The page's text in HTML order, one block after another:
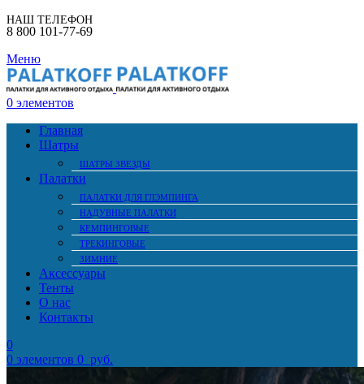
НАШ ТЕЛЕФОН
8 800 101-77-69
Меню
0 элементов
Главная
Шатры
ШАТРЫ ЗВЕЗДЫ
Палатки
ПАЛАТКИ ДЛЯ ГЛЭМПИНГА
НАДУВНЫЕ ПАЛАТКИ
КЕМПИНГОВЫЕ
ТРЕКИНГОВЫЕ
ЗИМНИЕ
Аксессуары
Тенты
О нас
Контакты
0
0 элементов 0 руб.